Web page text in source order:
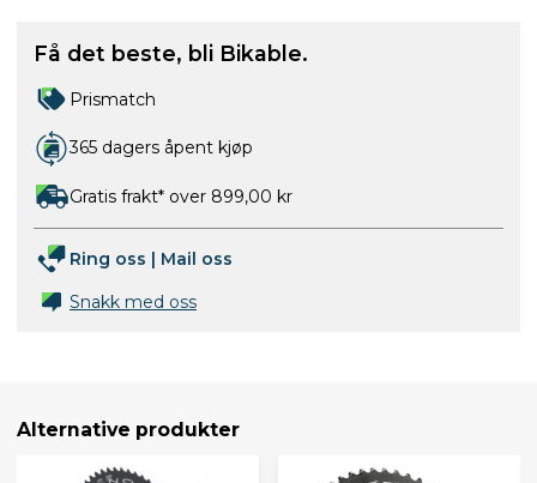
Få det beste, bli Bikable.
Prismatch
365 dagers åpent kjøp
Gratis frakt* over 899,00 kr
Ring oss | Mail oss
Snakk med oss
Alternative produkter